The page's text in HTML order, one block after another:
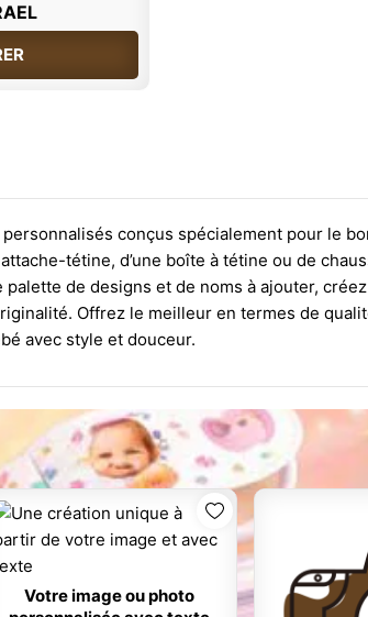
conçus spécialement pour le
attache-tétine, d’une boîte à tétine ou de
de designs et de noms à ajouter,
Offrez le meilleur en termes de
avec style et douceur.
Votre image ou photo